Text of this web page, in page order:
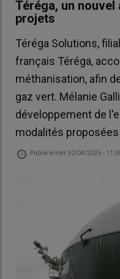
Téréga, un
projets
Téréga Solutions,
français Téréga,
méthanisation, afin
gaz vert. Mélanie
développement de
modalités
Publié le mer 30/04/2025 -